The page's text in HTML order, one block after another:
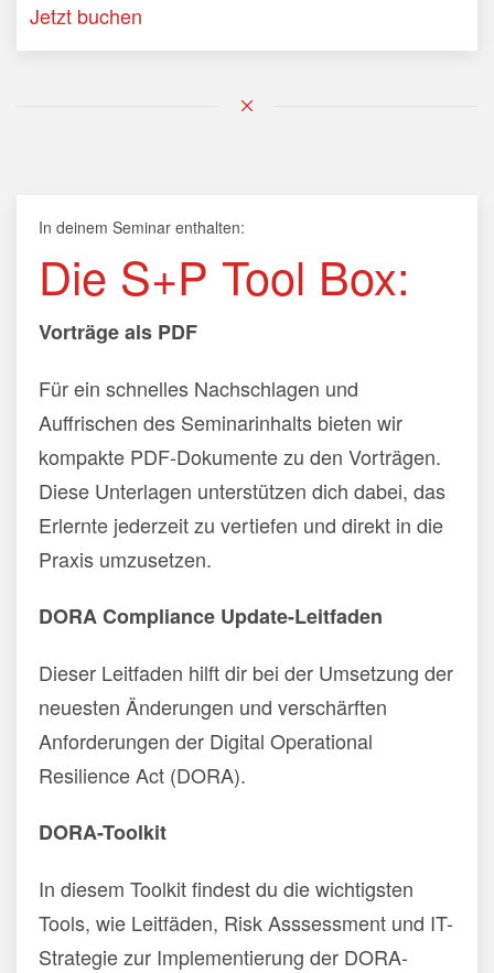
Jetzt buchen
In deinem Seminar enthalten:
Die S+P Tool Box:
Vorträge als PDF
Für ein schnelles Nachschlagen und
Auffrischen des Seminarinhalts bieten wir
kompakte PDF-Dokumente zu den Vorträgen.
Diese Unterlagen unterstützen dich dabei, das
Erlernte jederzeit zu vertiefen und direkt in die
Praxis umzusetzen.
DORA Compliance Update-Leitfaden
Dieser Leitfaden hilft dir bei der Umsetzung der
neuesten Änderungen und verschärften
Anforderungen der Digital Operational
Resilience Act (DORA).
DORA-Toolkit
In diesem Toolkit findest du die wichtigsten
Tools, wie Leitfäden, Risk Asssessment und IT-
Strategie zur Implementierung der DORA-